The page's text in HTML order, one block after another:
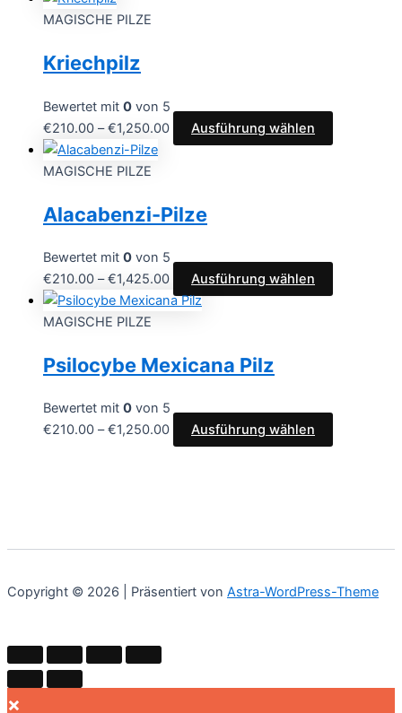
MAGISCHE PILZE
Kriechpilz
Bewertet mit 0 von 5
€210.00 –€1,250.00 Ausführung wählen
MAGISCHE PILZE
Alacabenzi-Pilze
Bewertet mit 0 von 5
€210.00 –€1,425.00 Ausführung wählen
MAGISCHE PILZE
Psilocybe Mexicana Pilz
Bewertet mit 0 von 5
€210.00 –€1,250.00 Ausführung wählen
Copyright © 2026 | Präsentiert von Astra-WordPress-Theme
×